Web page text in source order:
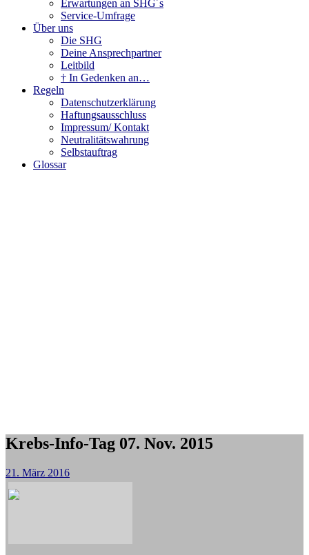
Erwartungen an SHG´s
Service-Umfrage
Über uns
Die SHG
Deine Ansprechpartner
Leitbild
† In Gedenken an…
Regeln
Datenschutzerklärung
Haftungsausschluss
Impressum/ Kontakt
Neutralitätswahrung
Selbstauftrag
Glossar
Krebs-Info-Tag 07. Nov. 2015
21. März 2016